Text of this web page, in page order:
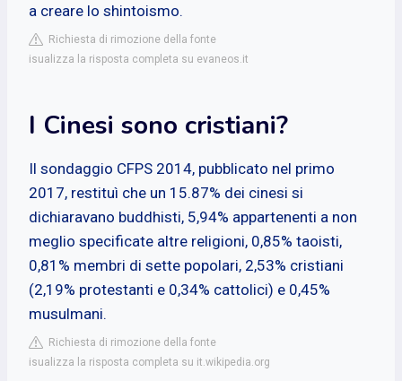
a creare lo shintoismo.
Richiesta di rimozione della fonte
isualizza la risposta completa su evaneos.it
I Cinesi sono cristiani?
Il sondaggio CFPS 2014, pubblicato nel primo
2017, restituì che un 15.87% dei cinesi si
dichiaravano buddhisti, 5,94% appartenenti a non
meglio specificate altre religioni, 0,85% taoisti,
0,81% membri di sette popolari, 2,53% cristiani
(2,19% protestanti e 0,34% cattolici) e 0,45%
musulmani.
Richiesta di rimozione della fonte
isualizza la risposta completa su it.wikipedia.org